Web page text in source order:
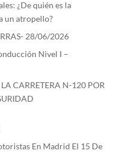
¿De quién es la
un atropello?
28/06/2026
Nivel I –
CARRETERA N-120 POR
En Madrid El 15 De